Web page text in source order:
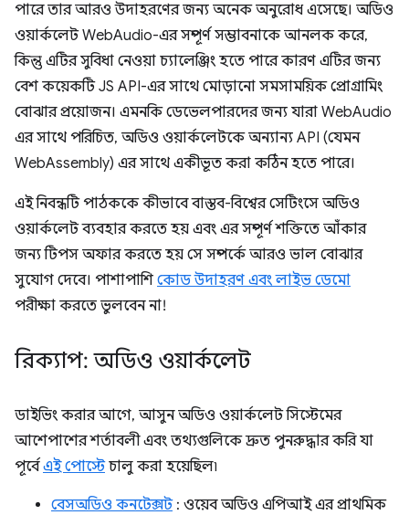
পারে তার আরও উদাহরণের জন্য অনেক অনুরোধ এসেছে। অডিও
ওয়ার্কলেট WebAudio-এর সম্পূর্ণ সম্ভাবনাকে আনলক করে,
কিন্তু এটির সুবিধা নেওয়া চ্যালেঞ্জিং হতে পারে কারণ এটির জন্য
বেশ কয়েকটি JS API-এর সাথে মোড়ানো সমসাময়িক প্রোগ্রামিং
বোঝার প্রয়োজন। এমনকি ডেভেলপারদের জন্য যারা WebAudio
এর সাথে পরিচিত, অডিও ওয়ার্কলেটকে অন্যান্য API (যেমন
WebAssembly) এর সাথে একীভূত করা কঠিন হতে পারে।
এই নিবন্ধটি পাঠককে কীভাবে বাস্তব-বিশ্বের সেটিংসে অডিও
ওয়ার্কলেট ব্যবহার করতে হয় এবং এর সম্পূর্ণ শক্তিতে আঁকার
জন্য টিপস অফার করতে হয় সে সম্পর্কে আরও ভাল বোঝার
সুযোগ দেবে। পাশাপাশি কোড উদাহরণ এবং লাইভ ডেমো
পরীক্ষা করতে ভুলবেন না!
রিক্যাপ: অডিও ওয়ার্কলেট
ডাইভিং করার আগে, আসুন অডিও ওয়ার্কলেট সিস্টেমের
আশেপাশের শর্তাবলী এবং তথ্যগুলিকে দ্রুত পুনরুদ্ধার করি যা
পূর্বেএই পোস্টেচালু করা হয়েছিল৷
বেসঅডিও কনটেক্সট: ওয়েব অডিও এপিআই এর প্রাথমিক